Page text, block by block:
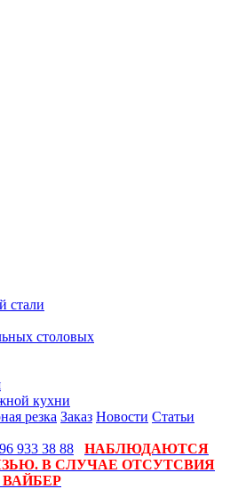
стали
столовых
кухни
резка Заказ Новости Статьи
933 38 88
НАБЛЮДАЮТСЯ
В СЛУЧАЕ ОТСУТСВИЯ